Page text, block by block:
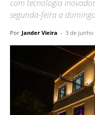
com tecnologia
segunda-feira a
Por Jander Vieira - 3 de junho